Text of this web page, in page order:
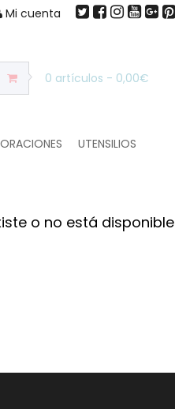
Mi cuenta
0 artículos - 0,00€
UTENSILIOS
o no está disponible